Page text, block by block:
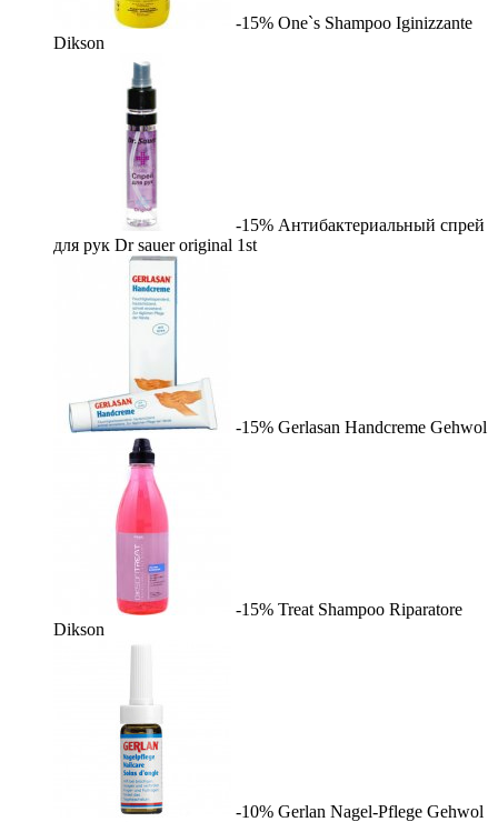
-15% One`s Shampoo Iginizzante
Dikson
-15% Антибактериальный спрей
для рук Dr sauer original 1st
-15% Gerlasan Handcreme Gehwol
-15% Treat Shampoo Riparatore
Dikson
-10% Gerlan Nagel-Pflege Gehwol